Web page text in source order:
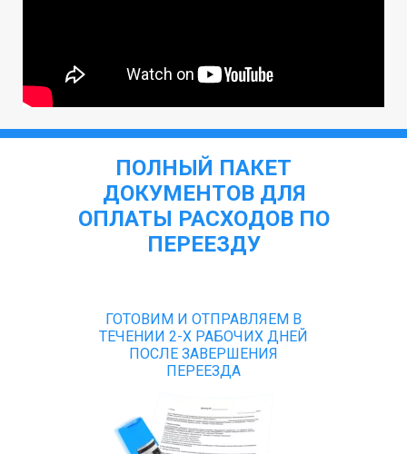
ПОЛНЫЙ ПАКЕТ
ДОКУМЕНТОВ ДЛЯ
ОПЛАТЫ РАСХОДОВ ПО
ПЕРЕЕЗДУ
ГОТОВИМ И ОТПРАВЛЯЕМ В
ТЕЧЕНИИ 2-Х РАБОЧИХ ДНЕЙ
ПОСЛЕ ЗАВЕРШЕНИЯ
ПЕРЕЕЗДА